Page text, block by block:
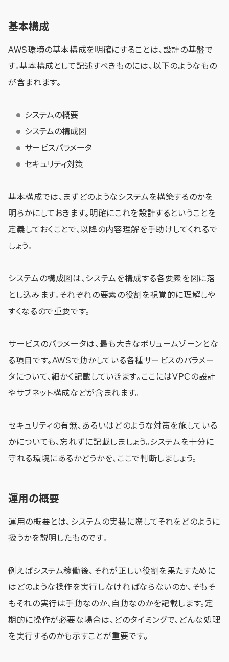
基本構成
AWS環境の基本構成を明確にすることは、設計の基盤で
す。基本構成として記述すべきものには、以下のようなもの
が含まれます。
システムの概要
システムの構成図
サービスパラメータ
セキュリティ対策
基本構成では、まずどのようなシステムを構築するのかを
明らかにしておきます。明確にこれを設計するということを
定義しておくことで、以降の内容理解を手助けしてくれるで
しょう。
システムの構成図は、システムを構成する各要素を図に落
とし込みます。それぞれの要素の役割を視覚的に理解しや
すくなるので重要です。
サービスのパラメータは、最も大きなボリュームゾーンとな
る項目です。AWSで動かしている各種サービスのパラメー
タについて、細かく記載していきます。ここにはVPCの設計
やサブネット構成などが含まれます。
セキュリティの有無、あるいはどのような対策を施している
かについても、忘れずに記載しましょう。システムを十分に
守れる環境にあるかどうかを、ここで判断しましょう。
運用の概要
運用の概要とは、システムの実装に際してそれをどのように
扱うかを説明したものです。
例えばシステム稼働後、それが正しい役割を果たすために
はどのような操作を実行しなければならないのか、そもそ
もそれの実行は手動なのか、自動なのかを記載します。定
期的に操作が必要な場合は、どのタイミングで、どんな処理
を実行するのかも示すことが重要です。